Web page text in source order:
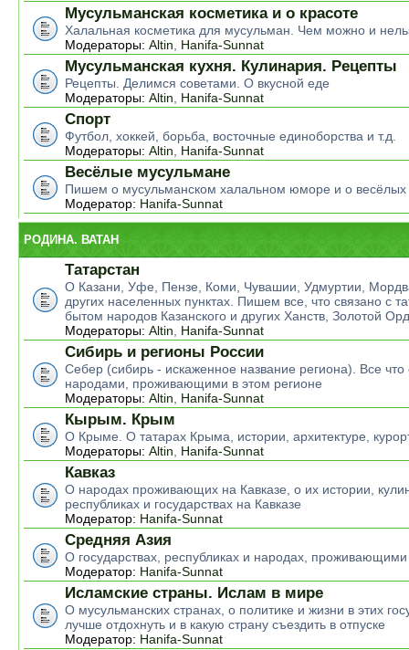
Мусульманская косметика и о красоте
Халальная косметика для мусульман. Чем можно и
Модераторы: Altin Hanifa-Sunnat
Мусульманская кухня. Кулинария. Рецепты
Рецепты. Делимся советами. О вкусной еде
Модераторы: Altin Hanifa-Sunnat
Спорт
Футбол, хоккей, борьба, восточные единоборства и т.д.
Модераторы: Altin Hanifa-Sunnat
Весёлые мусульмане
Пишем о мусульманском халальном юморе и о весёлых
Модератор: Hanifa-Sunnat
РОДИНА. ВАТАН
Татарстан
О Казани, Уфе, Пензе, Коми, Чувашии, Удмуртии,
других населенных пунктах. Пишем все, что связано с
бытом народов Казанского и других Ханств, Золотой
Модераторы: Altin Hanifa-Sunnat
Сибирь и регионы России
Себер (сибирь - искаженное название региона). Все что
народами, проживающими в этом регионе
Модераторы: Altin Hanifa-Sunnat
Кырым. Крым
О Крыме. О татарах Крыма, истории, архитектуре,
Модераторы: Altin Hanifa-Sunnat
Кавказ
О народах проживающих на Кавказе, о их истории,
республиках и государствах на Кавказе
Модератор: Hanifa-Sunnat
Средняя Азия
О государствах, республиках и народах,
Модератор: Hanifa-Sunnat
Исламские страны. Ислам в мире
О мусульманских странах, о политике и жизни в этих
лучше отдохнуть и в какую страну съездить в отпуске
Модератор: Hanifa-Sunnat